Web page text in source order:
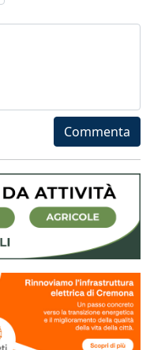
Commenta